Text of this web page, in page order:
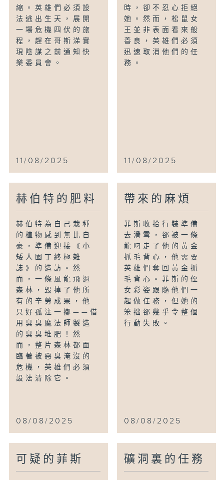
縮。英雄們必須設
法逃出生天，展開
一場危機四伏的旅
程，趕在哥斯涕實
現陰謀之前通知快
樂委員會。
11/08/2025
時，卻不忍心拒絕
她。然而，松鼠女
王並非表面看來般
善良，英雄們必須
迅速取消他們的任
務。
11/08/2025
赫伯特的肥料
赫伯特為自己栽種
的植物感到無比自
豪，準備迎接《小
矮人園丁終極雜
誌》的造訪。然
而，一條風龍飛過
森林，毀掉了他所
有的辛勞成果，他
只好孤注一擲——借
用臭臭魔法師製造
的臭臭堆肥！然
而，整片森林都面
臨著被惡臭淹沒的
危機，英雄們必須
設法清除它。
08/08/2025
帶來的麻煩
菲斯收拾行裝準備
去滑雪，郤被一條
龍叼走了他的黃金
抓毛背心，他需要
英雄們奪回黃金抓
毛背心。菲斯的侄
女彩姿跟隨他們一
起做任務，但她的
笨拙郤幾乎令整個
行動失敗。
08/08/2025
可疑的菲斯 礦洞裏的任務